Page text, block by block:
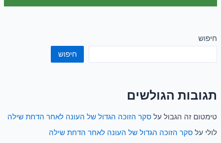
חיפוש
חיפוש
תגובות הגולשים
טימטום זה הגבולעלסקר הזוכה הגדול של העונה לאחר הדחת שילה
לוליעלסקר הזוכה הגדול של העונה לאחר הדחת שילה